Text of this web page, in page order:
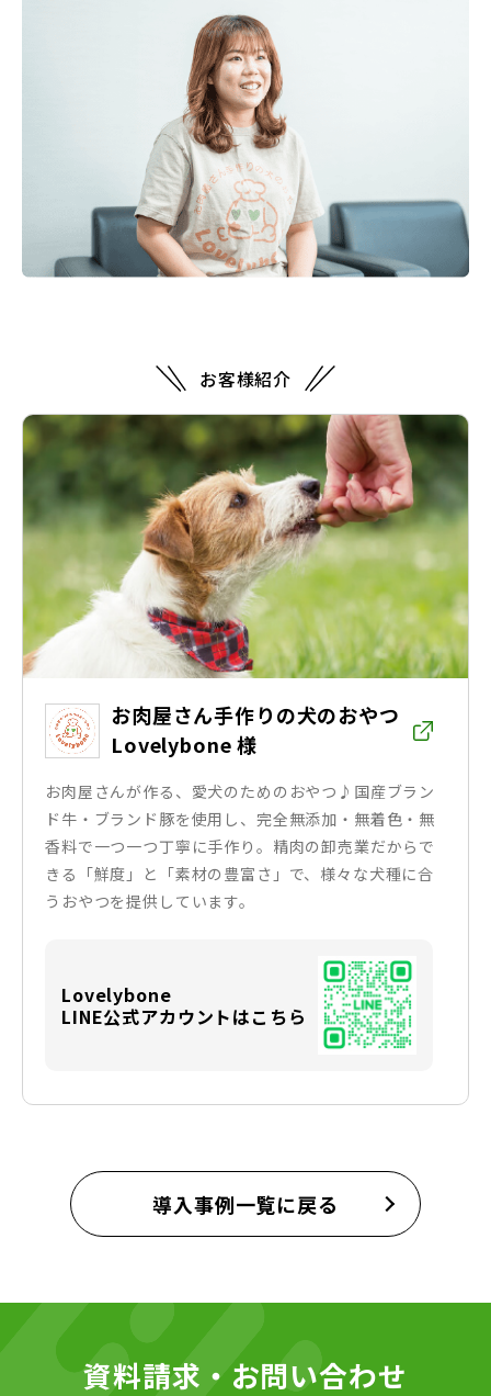
お客様紹介
お肉屋さん手作りの犬のおやつ
Lovelybone 様
お肉屋さんが作る、愛犬のためのおやつ♪国産ブラン
ド牛・ブランド豚を使用し、完全無添加・無着色・無
香料で一つ一つ丁寧に手作り。精肉の卸売業だからで
きる「鮮度」と「素材の豊富さ」で、様々な犬種に合
うおやつを提供しています。
Lovelybone
LINE公式アカウントはこちら
導入事例一覧に戻る
資料請求・お問い合わせ